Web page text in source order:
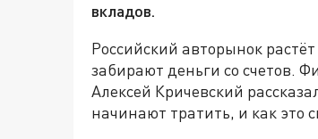
вкладов.
Российский авторынок
забирают деньги со счетов.
Алексей Кричевский
начинают тратить, и как это